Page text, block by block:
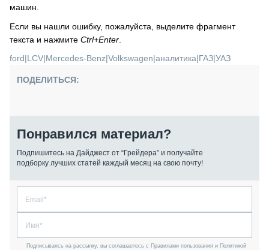
машин.
Если вы нашли ошибку, пожалуйста, выделите фрагмент
текста и нажмите Ctrl+Enter
ford|LCV|Mercedes-Benz|Volkswagen|аналитика|ГАЗ|УАЗ
ПОДЕЛИТЬСЯ:
Понравился материал?
Подпишитесь на Дайджест от “Грейдера” и получайте
подборку лучших статей каждый месяц на свою почту!
Подписываясь на рассылку, вы соглашаетесь с Правилами пользования и Политикой